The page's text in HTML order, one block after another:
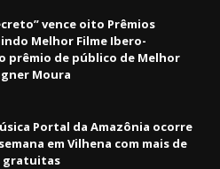
vence oito Prêmios
Melhor Filme Ibero-
prêmio de público de Melhor
Moura
Portal da Amazônia ocorre
em Vilhena com mais de
gratuitas